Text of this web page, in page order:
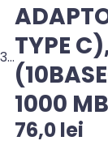
TYPE
1000
76,0lei